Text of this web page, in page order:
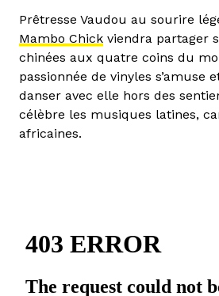
Prêtresse Vaudou au sourire
Mambo Chick viendra partager
chinées aux quatre coins du
passionnée de vinyles s’amuse
danser avec elle hors des
célèbre les musiques latines,
africaines.